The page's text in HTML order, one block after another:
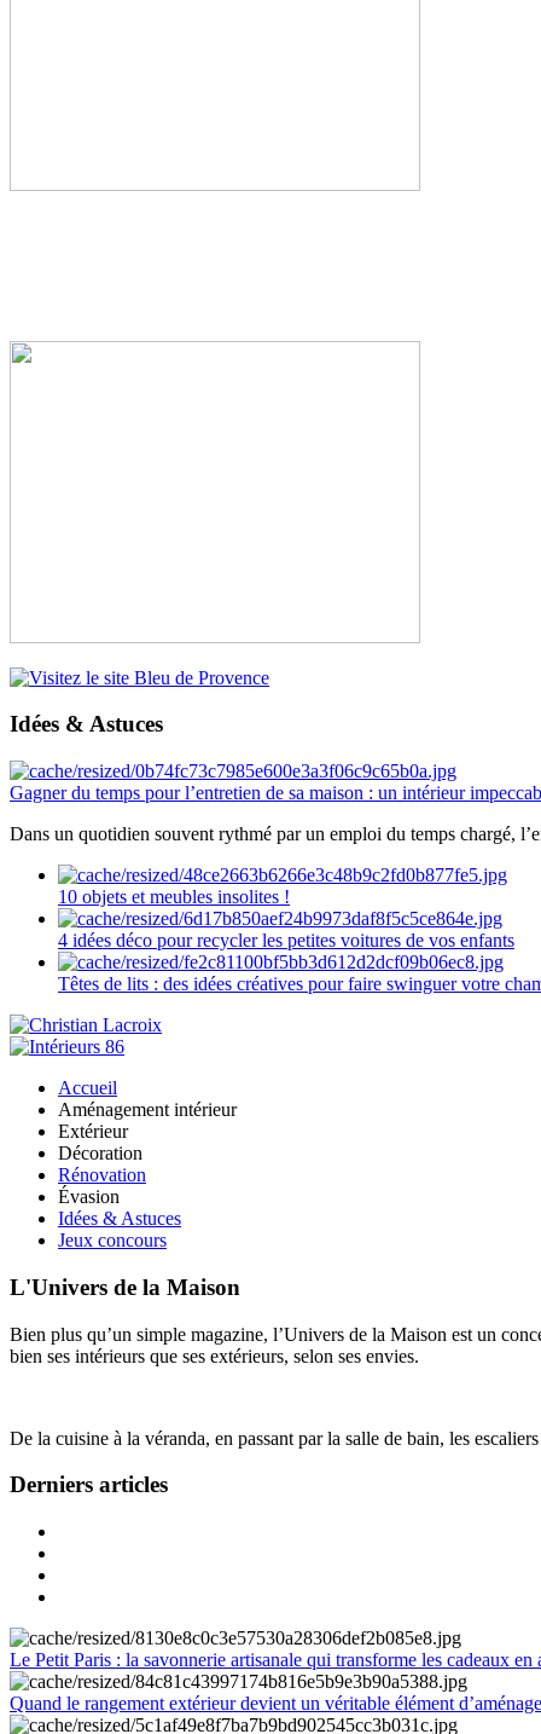
Idées & Astuces
Gagner du temps pour l’entretien de sa maison : un intérieur
Dans un quotidien souvent rythmé par un emploi du temps chargé,
10 objets et meubles insolites !
4 idées déco pour recycler les petites voitures de vos enfants
Têtes de lits : des idées créatives pour faire swinguer votre
Accueil
Aménagement intérieur
Extérieur
Décoration
Rénovation
Évasion
Idées & Astuces
Jeux concours
L'Univers de la Maison
Bien plus qu’un simple magazine, l’Univers de la Maison est un
bien ses intérieurs que ses extérieurs, selon ses envies.
De la cuisine à la véranda, en passant par la salle de bain, les
Derniers articles
Le Petit Paris : la savonnerie artisanale qui transforme les cadeaux en
Quand le rangement extérieur devient un véritable élément